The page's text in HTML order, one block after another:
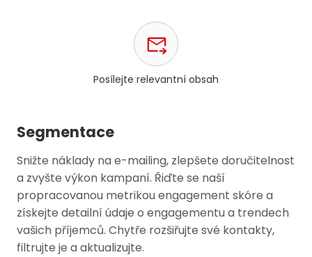
Posílejte relevantní obsah
Segmentace
Snižte náklady na e-mailing, zlepšete doručitelnost
a zvyšte výkon kampaní. Řiďte se naší
propracovanou metrikou engagement skóre a
získejte detailní údaje o engagementu a trendech
vašich příjemců. Chytře rozšiřujte své kontakty,
filtrujte je a aktualizujte.